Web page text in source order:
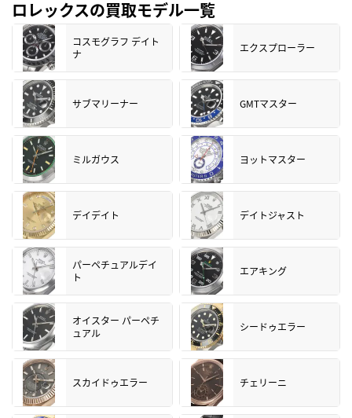
ロレックスの買取モデル一覧
コスモグラフ デイト
ナ
エクスプローラー
サブマリーナー GMTマスター
ミルガウス ヨットマスター
デイデイト デイトジャスト
パーペチュアルデイ
ト
エアキング
オイスター パーペチ
ュアル
シードゥエラー
スカイドゥエラー チェリーニ